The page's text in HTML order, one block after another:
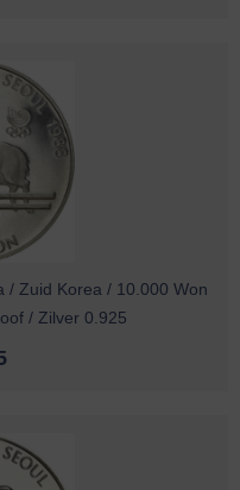
/ Zuid Korea / 10.000 Won
/ Zilver 0.925